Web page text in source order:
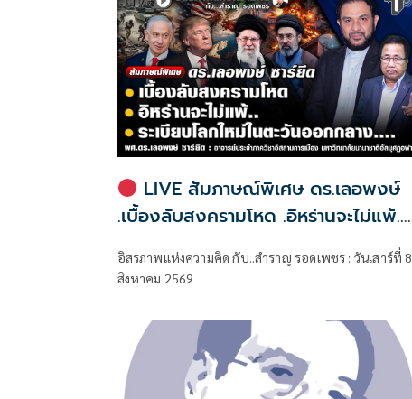
LIVE สัมภาษณ์พิเศษ ดร.เลอพงษ์
.เบื้องลับสงครามโหด .อิหร่านจะไม่แพ้..
อิสรภาพแห่งความคิด กับ..สำราญ รอด
อิสรภาพแห่งความคิด กับ..สำราญ รอดเพชร : วันเสาร์ที่ 8
สิงหาคม 2569